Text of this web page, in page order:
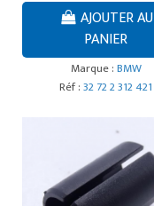
AJOUTER AU
PANIER
Marque :BMW
Réf :32 72 2 312 421